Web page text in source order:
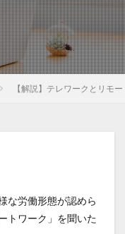
【解説】テレワークとリモ
な労働形態が認めら
トワーク」を聞いた